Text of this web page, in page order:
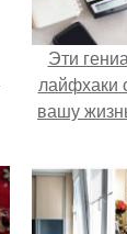
Эти
лайфхаки
вашу